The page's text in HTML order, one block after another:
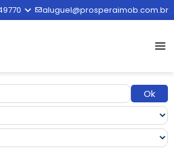
aluguel@prosperaimob.com.br
Ok